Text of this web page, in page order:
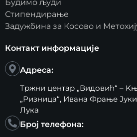
Будимо људи
Стипендирање
Задужбина за Косово и
Контакт информације
Адреса:
Тржни центар „Видовић“ –
„Ризница“, Ивана Фрање
Лука
Број телефона: